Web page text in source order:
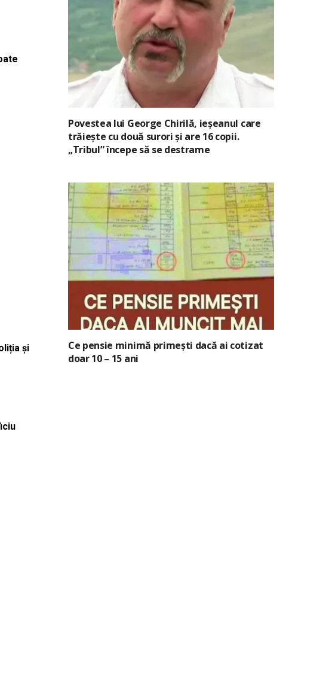
și
Povestea lui George Chirilă, ieșeanul care
trăiește cu două surori și are 16 copii.
„Tribul” începe să se destrame
Ce pensie minimă primești dacă ai cotizat
doar 10 – 15 ani